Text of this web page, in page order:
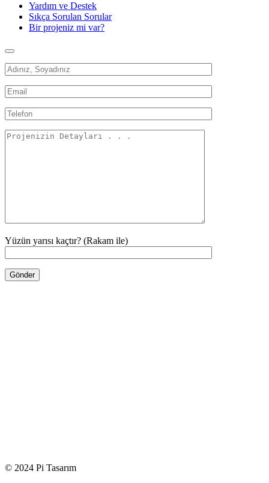
Yardım ve Destek
Sıkça Sorulan Sorular
Bir projeniz mi var?
Yüzün yarısı kaçtır? (Rakam ile)
© 2024 Pi Tasarım